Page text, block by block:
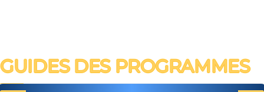
GUIDES DES PROGRAMMES